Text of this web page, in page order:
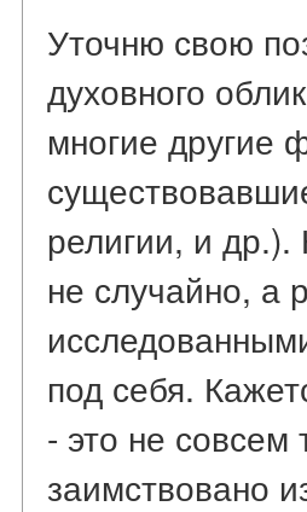
Уточню свою
духовного
многие другие
религии, и
не случайно, а
под себя.
- это не
заимствовано